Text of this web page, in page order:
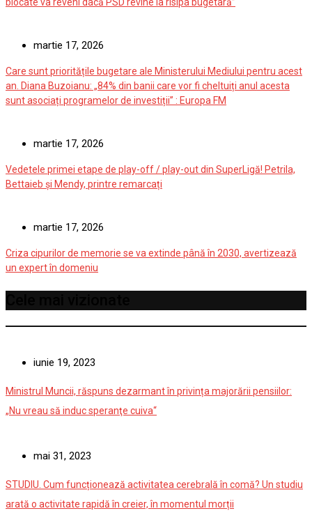
martie 17, 2026
Care sunt prioritățile bugetare ale Ministerului Mediului pentru acest
an. Diana Buzoianu: „84% din banii care vor fi cheltuiți anul acesta
sunt asociați programelor de investiții” : Europa FM
martie 17, 2026
Vedetele primei etape de play-off / play-out din SuperLigă! Petrila,
Bettaieb și Mendy, printre remarcați
martie 17, 2026
Criza cipurilor de memorie se va extinde până în 2030, avertizează
un expert în domeniu
iunie 19, 2023
Ministrul Muncii, răspuns dezarmant în privința majorării pensiilor:
„Nu vreau să induc speranţe cuiva“
mai 31, 2023
STUDIU. Cum funcționează activitatea cerebrală în comă? Un studiu
arată o activitate rapidă în creier, în momentul morții